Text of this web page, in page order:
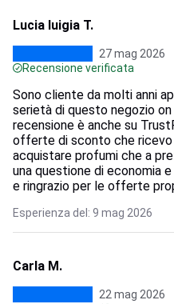
Lucia luigia T.
27 mag 2026
Recensione verificata
Sono cliente da molti anni
serietà di questo negozio
recensione è anche su
offerte di sconto che
acquistare profumi che a
una questione di economia
e ringrazio per le offerte
Esperienza del: 9 mag 2026
Carla M.
22 mag 2026